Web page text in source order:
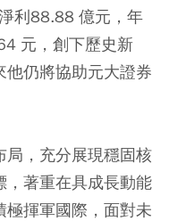
利88.88 億元，年
元，創下歷史新
他仍將協助元大證券
局，充分展現穩固核
，著重在具成長動能
極揮軍國際，面對未